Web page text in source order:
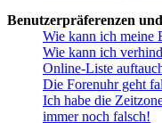
Benutzerpräferenzen
Wie kann ich meine
Wie kann ich
Online-Liste
Die Forenuhr geht
Ich habe die
immer noch falsch!